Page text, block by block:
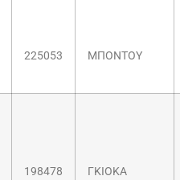
225053
ΜΠΟΝΤΟΥ
198478
ΓΚΙΟΚΑ